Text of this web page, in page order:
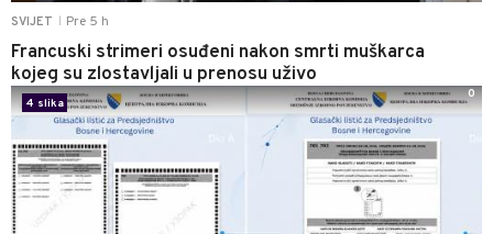
SVIJET Pre 5 h
Francuski strimeri osuđeni nakon smrti muškarca
kojeg su zlostavljali u prenosu uživo
4 slika
0